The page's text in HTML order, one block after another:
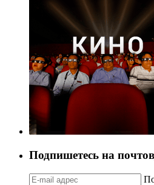
Подпишетесь на